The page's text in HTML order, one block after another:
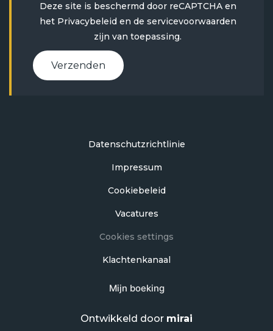
Deze site is beschermd door reCAPTCHA en
het Privacybeleiden de servicevoorwaarden
zijn van toepassing.
Verzenden
Datenschutzrichtlinie
Impressum
Cookiebeleid
Vacatures
Cookies settings
Klachtenkanaal
Mijn boeking
Ontwikkeld door mirai